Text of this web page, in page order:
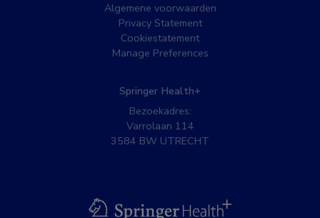
Algemene voorwaarden
Privacy Statement
Cookiestatement
Manage Preferences
Springer Health+
Bezoekadres:
Varrolaan 114
3584 BW UTRECHT
BSL